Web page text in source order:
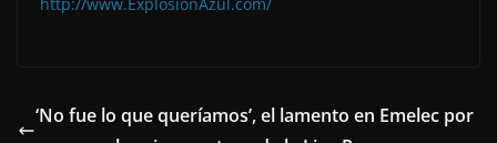
‘No fue lo que queríamos’, el lamento en Emelec por